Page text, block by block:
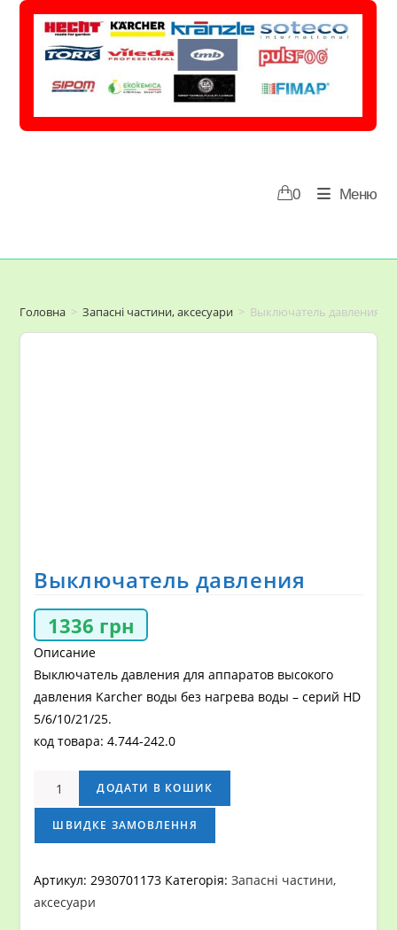
Перейти
0 Меню
Головна > Запасні частини, аксесуари > Выключатель давления
Выключатель давления
1336 грн
Описание
Выключатель давления для аппаратов высокого
давления Karcher воды без нагрева воды – серий HD
5/6/10/21/25.
код товара: 4.744-242.0
Выключатель
давления
кількість
ДОДАТИ В КОШИК
ШВИДКЕ ЗАМОВЛЕННЯ
Артикул:2930701173 Категорія:Запасні частини,
аксесуари